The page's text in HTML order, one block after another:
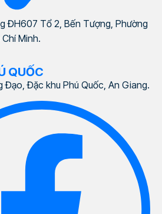
ĐH607 Tổ 2, Bến Tượng, Phường
Minh.
QUỐC
Đạo, Đặc khu Phú Quốc, An Giang.